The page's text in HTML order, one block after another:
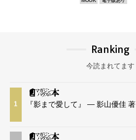
Ranking
今読まれてます
1 『影まで愛して』 — 影山優佳 著